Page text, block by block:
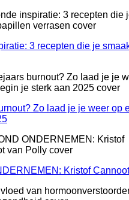
3 recepten die je
Zo laad je je weer op
Kristof